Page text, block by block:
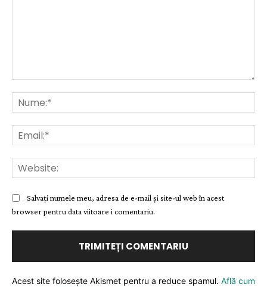
Salvați numele meu, adresa de e-mail și site-ul web în acest
browser pentru data viitoare i comentariu.
Acest site folosește Akismet pentru a reduce spamul. Află cum